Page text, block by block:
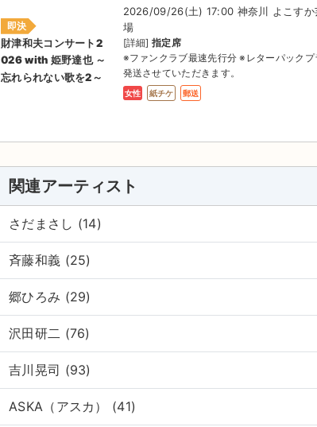
即決
財津和夫コンサート2
026 with 姫野達也 ～
忘れられない歌を2～
2026/09/26(土) 17:00 神奈川 よこすか
場
[詳細]指定席
※ファンクラブ最速先行分 ※レターパックプ
発送させていただきます。
女性 紙チケ 郵送
関連アーティスト
さだまさし (14)
斉藤和義 (25)
郷ひろみ (29)
沢田研二 (76)
吉川晃司 (93)
ASKA（アスカ） (41)